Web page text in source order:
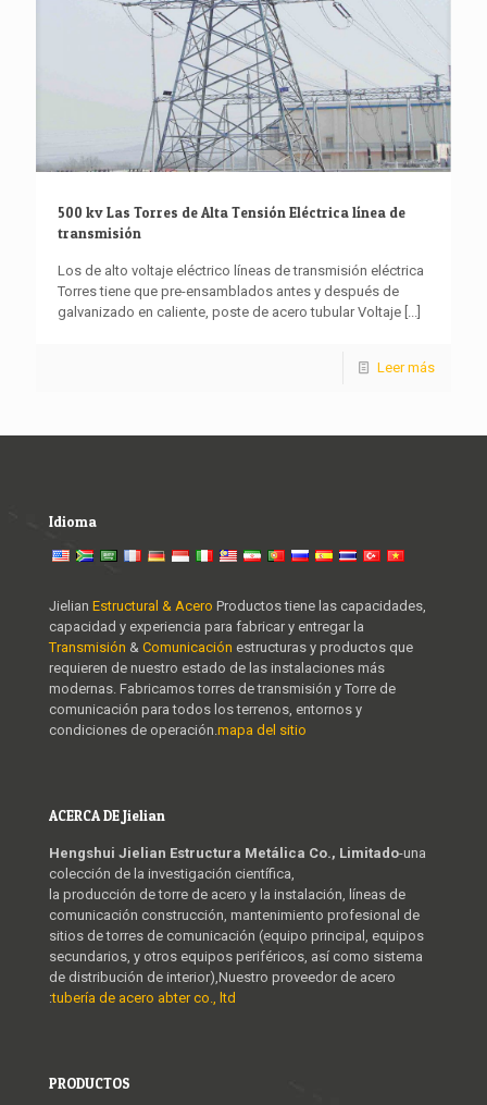
500 kv Las Torres de Alta Tensión Eléctrica línea de
transmisión
Los de alto voltaje eléctrico líneas de transmisión eléctrica
Torres tiene que pre-ensamblados antes y después de
galvanizado en caliente, poste de acero tubular Voltaje [...]
Leer más
Idioma
Jielian Estructural & Acero Productos tiene las capacidades,
capacidad y experiencia para fabricar y entregar la
Transmisión & Comunicación estructuras y productos que
requieren de nuestro estado de las instalaciones más
modernas. Fabricamos torres de transmisión y Torre de
comunicación para todos los terrenos, entornos y
condiciones de operación. mapa del sitio
ACERCA DE Jielian
Hengshui Jielian Estructura Metálica Co., Limitado-una
colección de la investigación científica,
la producción de torre de acero y la instalación, líneas de
comunicación construcción, mantenimiento profesional de
sitios de torres de comunicación (equipo principal, equipos
secundarios, y otros equipos periféricos, así como sistema
de distribución de interior),Nuestro proveedor de acero
:tubería de acero abter co., ltd
PRODUCTOS